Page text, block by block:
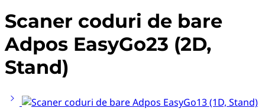
Scaner coduri de bare
Adpos EasyGo23 (2D,
Stand)